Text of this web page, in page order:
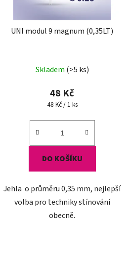
UNI modul 9 magnum (0,35LT)
Skladem (>5 ks)
48 Kč
Měrná
48 Kč / 1 ks
DO KOŠÍKU
Jehla o průměru 0,35 mm, nejlepší
volba pro techniky stínování
obecně.